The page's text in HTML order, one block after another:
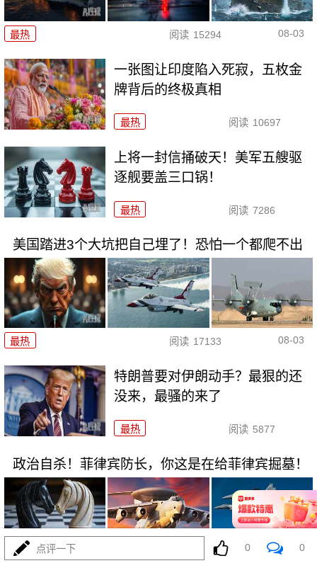
最热 阅读 15294 08-03
一张图让印度陷入死寂，五枚金
牌背后的终极真相
最热 阅读 10697
上将一封信捅破天！美军五艘驱
逐舰要盖三口锅！
最热 阅读 7286
美国踏进3个大坑把自己埋了！恐怕一个都爬不出
最热 阅读 17133 08-03
特朗普要对伊朗动手？最狠的还
没来，最骚的来了
最热 阅读 5877
政治自杀！菲律宾防长，你这是在给菲律宾掘墓！
最热 阅读 6927
点评一下 0 0